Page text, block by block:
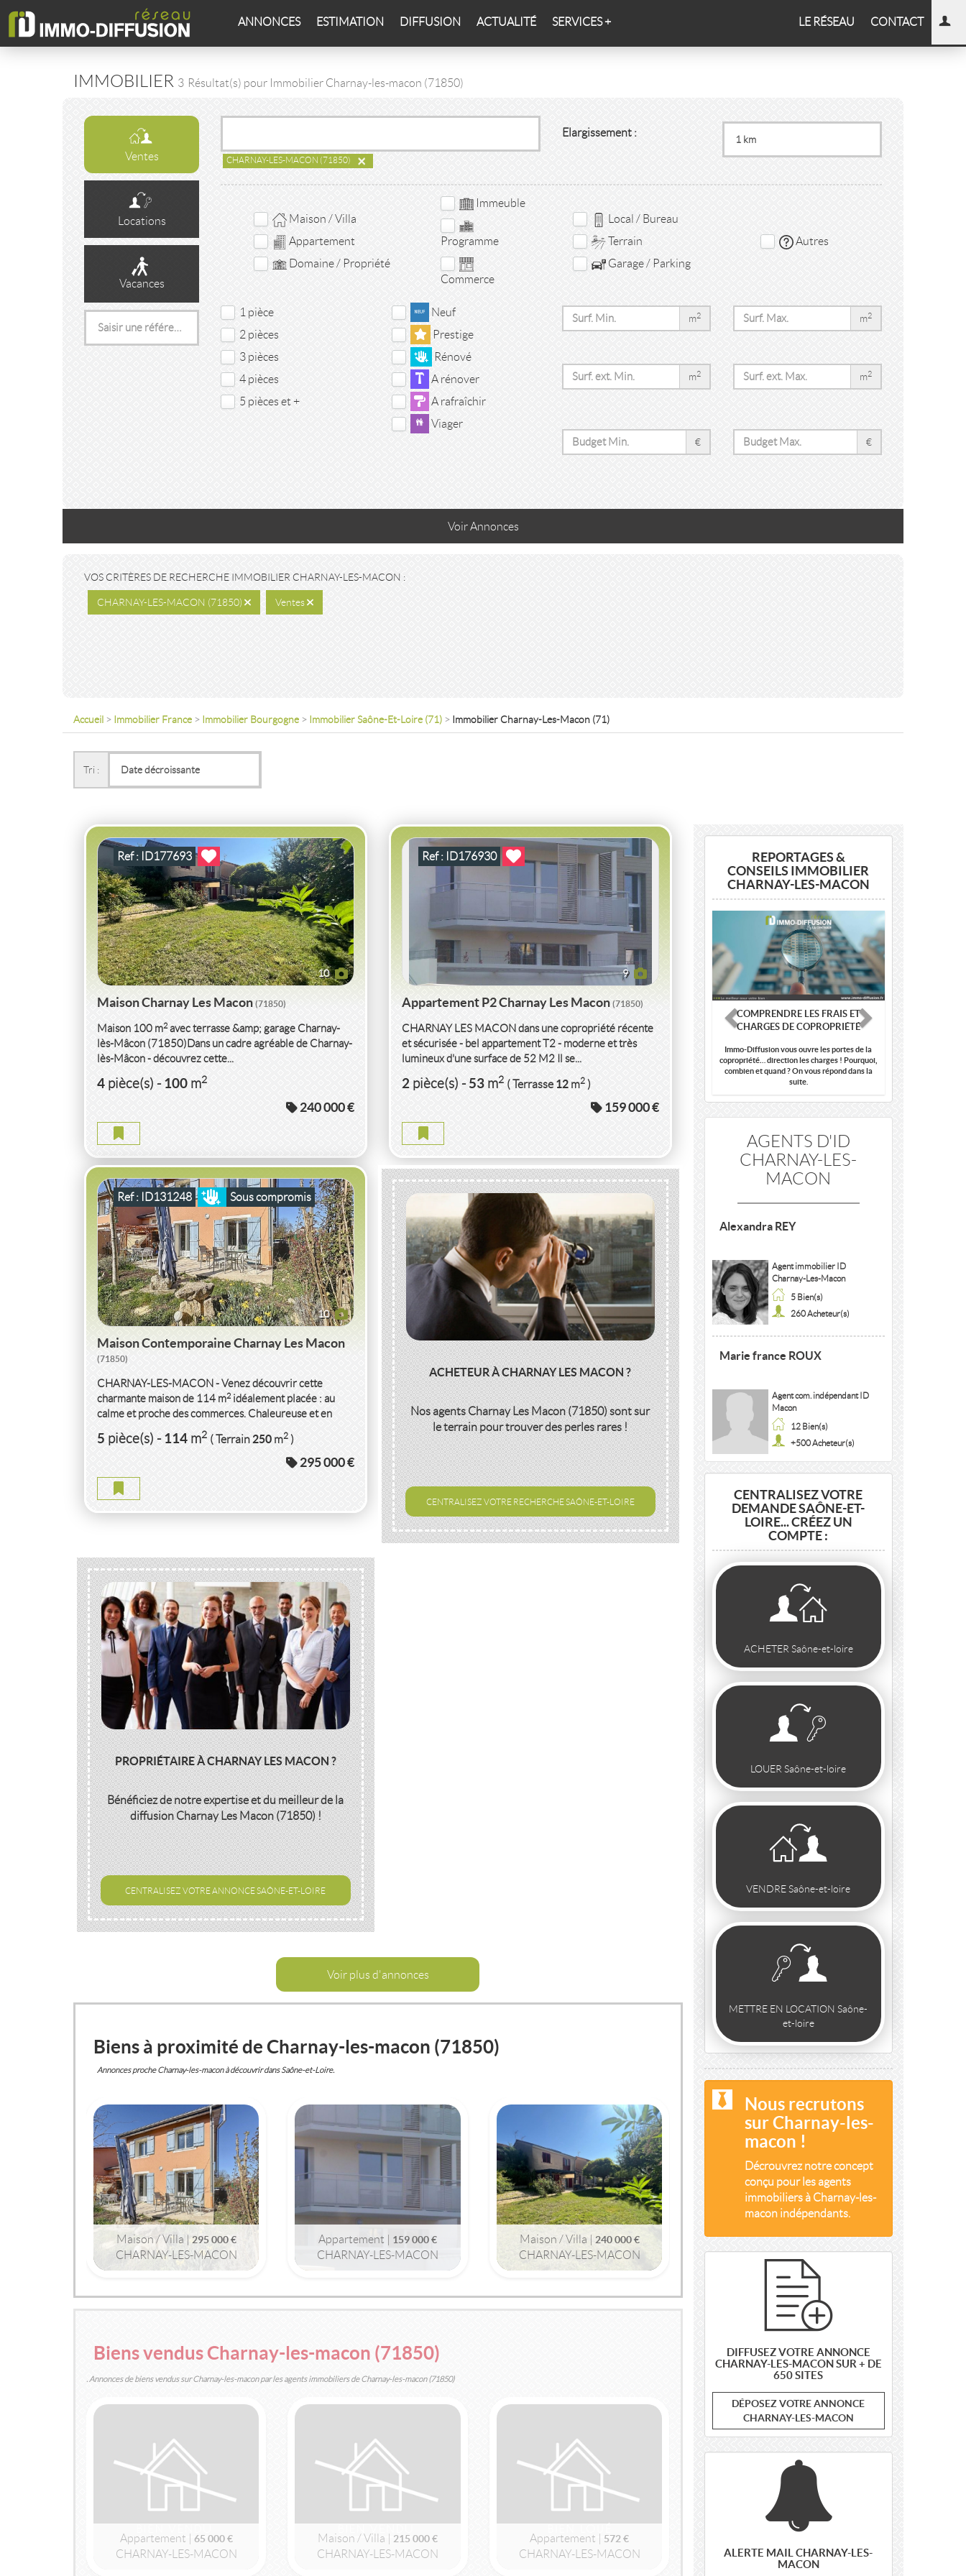
ANNONCES ESTIMATION DIFFUSION ACTUALITÉ SERVICES + CONTACT
LE RÉSEAU
IMMOBILIER 3 Résultat(s) pour Immobilier Charnay-les-macon (71850)
Ventes
Locations
Vacances
×
CHARNAY-LES-MACON (71850)
Elargissement :
Maison / Villa
Appartement
Domaine / Propriété
Immeuble
Programme
Commerce
Local / Bureau
Terrain
Garage / Parking
Autres
1 pièce
2 pièces
3 pièces
4 pièces
5 pièces et +
Neuf
Prestige
Rénové
A rénover
A rafraîchir
Viager
m2 m2
m2 m2
€ €
VoirAnnonces
VOS CRITÈRES DE RECHERCHE IMMOBILIER CHARNAY-LES-MACON :
CHARNAY-LES-MACON (71850) Ventes
Accueil > Immobilier France > Immobilier Bourgogne > Immobilier Saône-Et-Loire (71) > Immobilier Charnay-Les-Macon (71)
Tri :
10
Ref : ID177693
VENTEMAISONCHARNAY LES MACON
(71850)
Maison Charnay Les Macon(71850)
Maison 100 m2avec terrasse &amp; garage Charnay-
lès-Mâcon (71850)Dans un cadre agréable de Charnay-
lès-Mâcon - découvrez cette...
4pièce(s)-100m2
240 000 €
9
Ref : ID176930
VENTEAPPARTEMENT P2CHARNAY LES
Appartement P2 Charnay Les Macon(71850)
CHARNAY LES MACON dans une copropriété récente
et sécurisée - bel appartement T2 - moderne et très
lumineux d'une surface de 52 M2 Il se...
2pièce(s)-53m2 ( Terrasse12m2)
159 000 €
10
Ref : ID131248 Sous compromis
VENTEMAISONCONTEMPORAINE
RÉNOVÉ(E)CHARNAY LES MACON(71850)
MAISON CONTEMPORAINE CHARNAY LES MACON
5pièce(s)-114m2 ( Terrain250m2)
Maison Contemporaine Charnay Les Macon
(71850)
CHARNAY-LES-MACON - Venez découvrir cette
charmante maison de 114 m2idéalement placée : au
calme et proche des commerces. Chaleureuse et en
parfait...
5pièce(s)-114m2 ( Terrain250m2)
295 000 €
ACHETEUR À CHARNAY LES MACON ?
Nos agentsCharnay Les Macon (71850)sont sur
le terrain pour trouver des perles rares !
CENTRALISEZ VOTRE RECHERCHE SAÔNE-ET-LOIRE
PROPRIÉTAIRE À CHARNAY LES MACON ?
Bénéficiez de notre expertise et du meilleur de la
diffusionCharnay Les Macon (71850)!
CENTRALISEZ VOTRE ANNONCE SAÔNE-ET-LOIRE
Voir plus d'annonces
Biens à proximité de Charnay-les-macon (71850)
Annonces proche Charnay-les-macon à découvrir dans Saône-et-Loire.
Maison / Villa |295 000 €
CHARNAY-LES-MACON
CHARNAY-LES-MACON
(71850)
MAISON / VILLA
295 000 €
Appartement | 159 000 €
CHARNAY-LES-MACON
CHARNAY-LES-MACON
(71850)
APPARTEMENT
159 000 €
Maison / Villa | 240 000 €
CHARNAY-LES-MACON
CHARNAY-LES-MACON
MAISON / VILLA
240 000 €
Biens vendus Charnay-les-macon (71850)
. Annonces de biens vendus sur Charnay-les-macon par les agents immobiliers de Charnay-les-macon (71850)
Appartement |460 €
CHARNAY-LES-MACON
CHARNAY-LES-MACON
(71850)
APPARTEMENT
Appartement |451 €
CHARNAY-LES-MACON
CHARNAY-LES-MACON
(71850)
APPARTEMENT
Appartement | 98 000 €
CHARNAY-LES-MACON
CHARNAY-LES-MACON
(71850)
APPARTEMENT
REPORTAGES &
CONSEILS IMMOBILIER
CHARNAY-LES-MACON
COMPRENDRE LES FRAIS ET
CHARGES DE COPROPRIÉTÉ
Immo-Diffusion vous ouvre les portes de la
copropriété… direction les charges ! Pourquoi,
combien et quand ? On vous répond dans la
suite.
Previous Next
AGENTS D'ID
CHARNAY-LES-
MACON
Alexandra REY
Agent immobilier ID
Charnay-Les-Macon
5 Bien(s)
260 Acheteur(s)
Marie france ROUX
Agent com. indépendant ID
Macon
12 Bien(s)
+500 Acheteur(s)
CENTRALISEZ VOTRE
DEMANDE SAÔNE-ET-
LOIRE... CRÉEZ UN
COMPTE :
ACHETER Saône-et-loire
LOUER Saône-et-loire
VENDRE Saône-et-loire
METTRE EN LOCATION Saône-
et-loire
Nous recrutons
sur Charnay-les-
macon !
Décrouvrez notre concept
conçu pour les agents
immobiliers à Charnay-les-
macon indépendants.
DIFFUSEZ VOTRE ANNONCE
CHARNAY-LES-MACON SUR + DE
650 SITES
DÉPOSEZ VOTRE ANNONCE
CHARNAY-LES-MACON
ALERTE MAIL CHARNAY-LES-
MACON